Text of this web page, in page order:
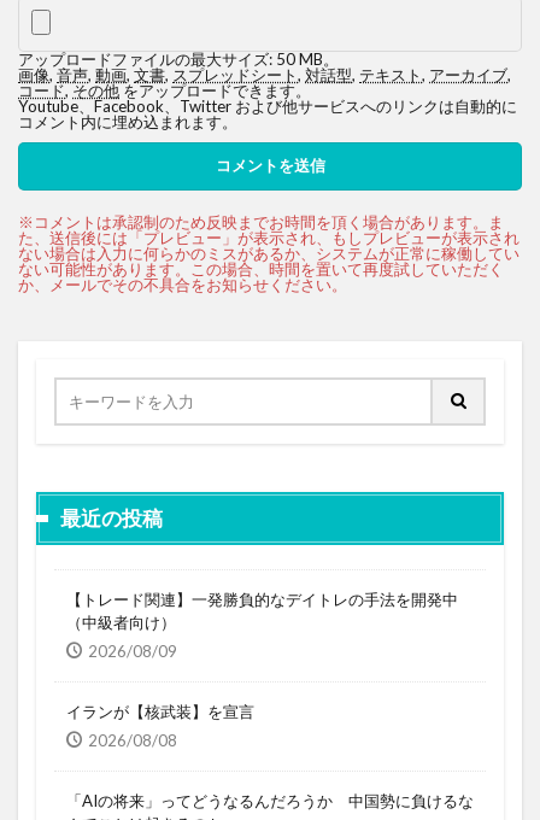
アップロードファイルの最大サイズ: 50 MB。
画像, 音声, 動画, 文書, スプレッドシート, 対話型, テキスト, アーカイブ,
コード,その他をアップロードできます。
Youtube、Facebook、Twitter および他サービスへのリンクは自動的に
コメント内に埋め込まれます。
最近の投稿
【トレード関連】一発勝負的なデイトレの手法を開発中
（中級者向け）
2026/08/09
イランが【核武装】を宣言
2026/08/08
「AIの将来」ってどうなるんだろうか 中国勢に負けるな